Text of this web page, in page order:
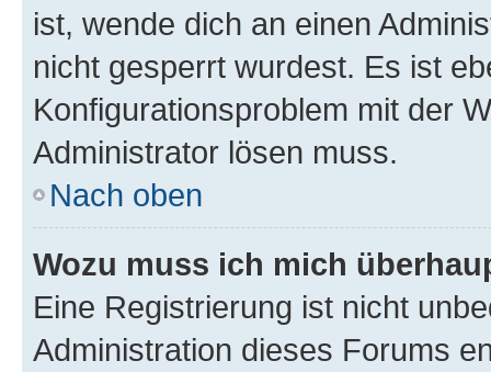
ist, wende dich an einen
nicht gesperrt wurdest. Es ist
Konfigurationsproblem mit der
Administrator lösen muss.
Nach oben
Wozu muss ich mich
Eine Registrierung ist nicht
Administration dieses Forums